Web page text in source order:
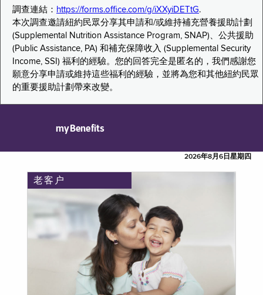
調查連結： https://forms.office.com/g/iXXyiDETtG.
本次調查邀請紐約民眾分享其申請和/或維持補充營養援助計劃
(Supplemental Nutrition Assistance Program, SNAP)、公共援助
(Public Assistance, PA) 和補充保障收入 (Supplemental Security
Income, SSI) 福利的經驗。您的回答完全是匿名的，我們感謝您
願意分享申請或維持這些福利的經驗，並將為您和其他紐約民眾
的重要援助計劃帶來改變。
myBenefits
2026年8月6日星期四
老客户